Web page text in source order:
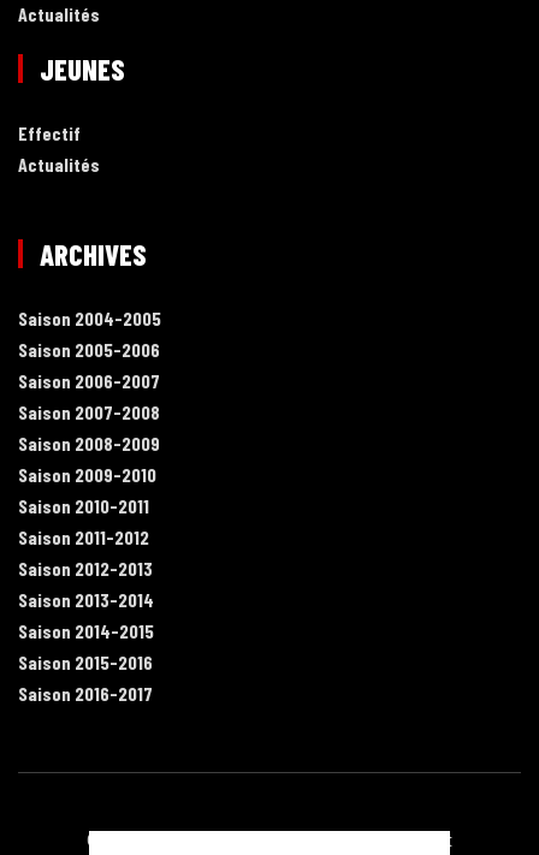
Actualités
JEUNES
Effectif
Actualités
ARCHIVES
Saison 2004-2005
Saison 2005-2006
Saison 2006-2007
Saison 2007-2008
Saison 2008-2009
Saison 2009-2010
Saison 2010-2011
Saison 2011-2012
Saison 2012-2013
Saison 2013-2014
Saison 2014-2015
Saison 2015-2016
Saison 2016-2017
Contact Recrutement